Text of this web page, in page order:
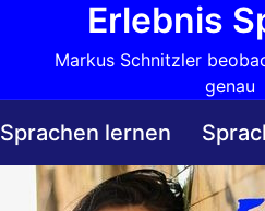
Erlebnis
Markus Schnitzler
genau
Sprachen lernen